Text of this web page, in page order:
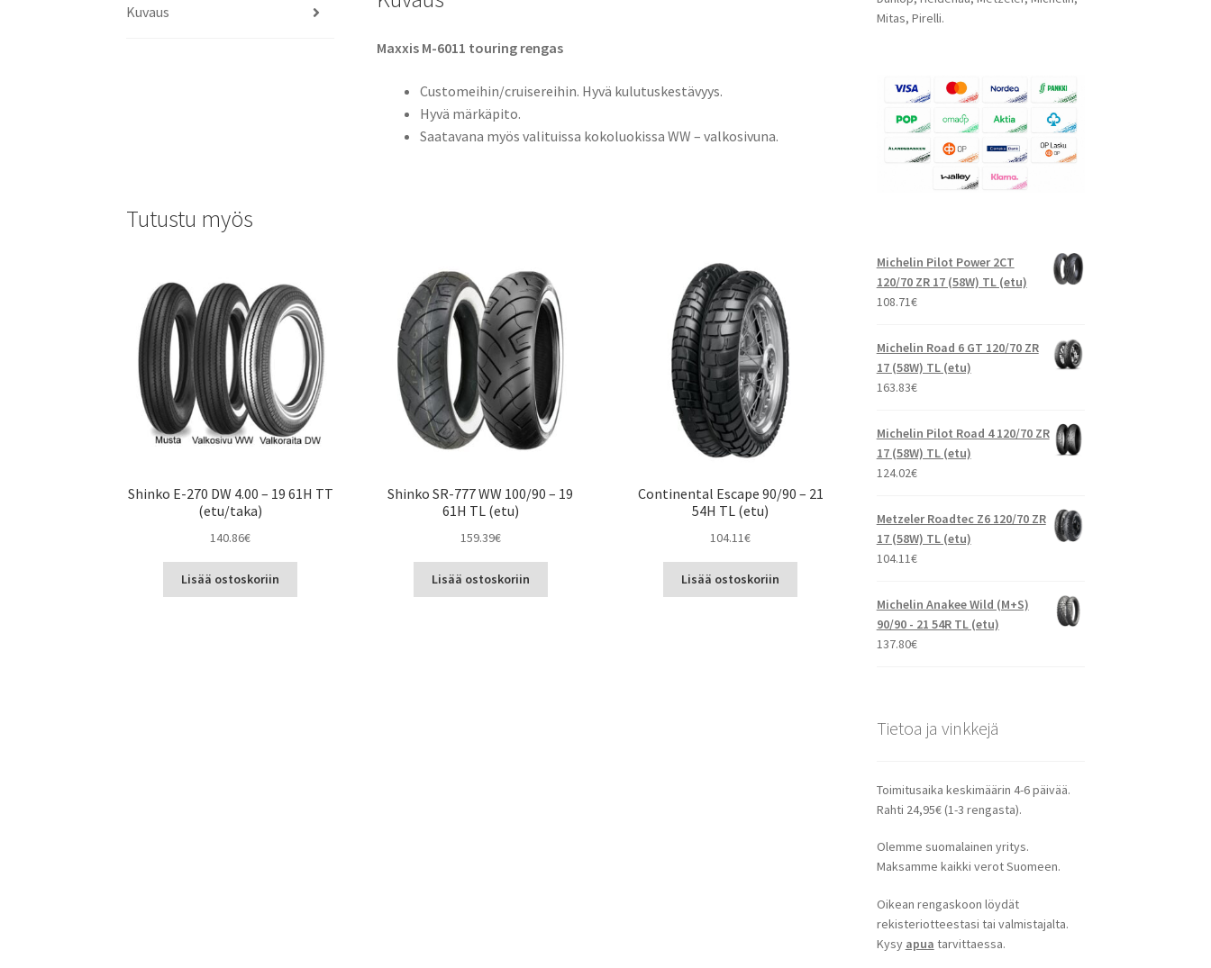
Kuvaus
Maxxis M-6011 touring rengas
Customeihin/cruisereihin. Hyvä kulutuskestävyys.
Hyvä märkäpito.
Saatavana myös valituissa kokoluokissa WW – valkosivuna.
Tutustu myös
Shinko E-270 DW 4.00 – 19 61H TT
(etu/taka)
140.86€
Lisää ostoskoriin
Shinko SR-777 WW 100/90 – 19
61H TL (etu)
159.39€
Lisää ostoskoriin
Continental Escape 90/90 – 21
54H TL (etu)
104.11€
Lisää ostoskoriin
Mitas, Pirelli.
Michelin Pilot Power 2CT
120/70 ZR 17 (58W) TL (etu)
108.71€
Michelin Road 6 GT 120/70 ZR
17 (58W) TL (etu)
163.83€
Michelin Pilot Road 4 120/70 ZR
17 (58W) TL (etu)
124.02€
Metzeler Roadtec Z6 120/70 ZR
17 (58W) TL (etu)
104.11€
Michelin Anakee Wild (M+S)
90/90 - 21 54R TL (etu)
137.80€
Tietoa ja vinkkejä
Toimitusaika keskimäärin 4-6 päivää.
Rahti 24,95€ (1-3 rengasta).
Olemme suomalainen yritys.
Maksamme kaikki verot Suomeen.
Oikean rengaskoon löydät
rekisteriotteestasi tai valmistajalta.
Kysy apua tarvittaessa.